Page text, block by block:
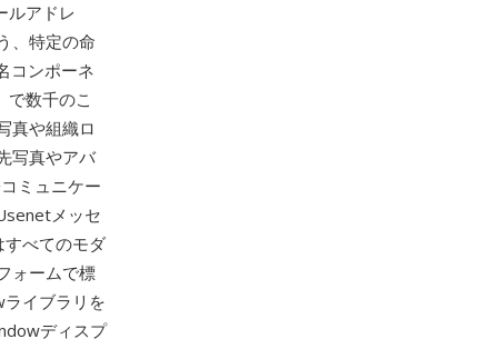
ルアドレ
、特定の命
コンポーネ
数千のこ
真や組織ロ
写真やアバ
ミュニケー
メッセ
べてのモダ
ォームで標
イブラリを
ディスプ